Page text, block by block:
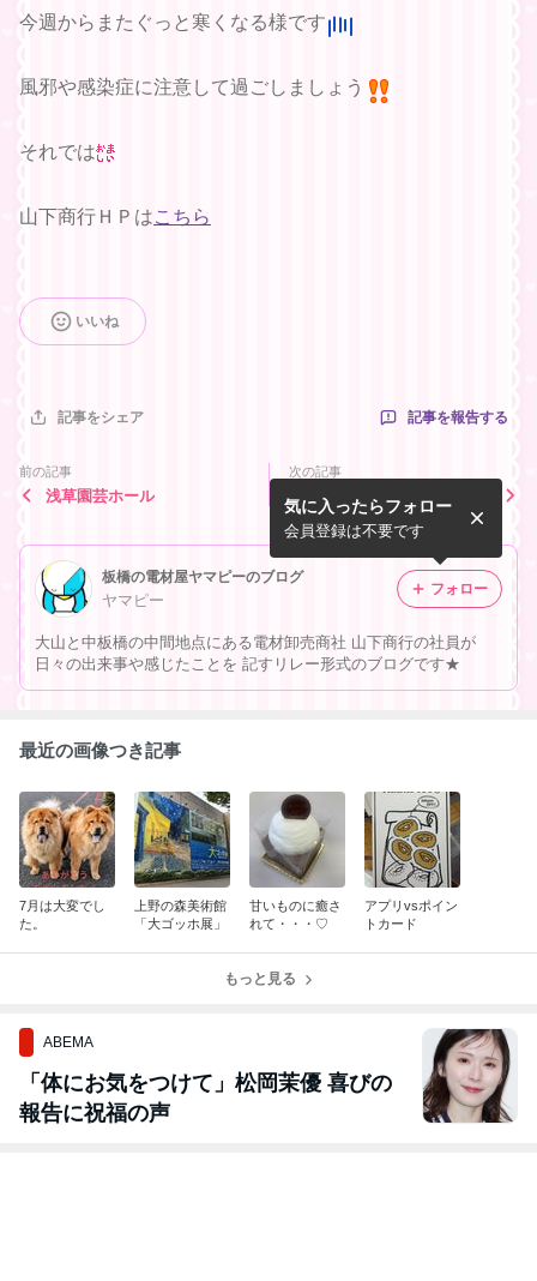
今週からまたぐっと寒くなる様です
風邪や感染症に注意して過ごしましょう
それでは
山下商行ＨＰはこちら
いいね
記事をシェア 記事を報告する
前の記事
浅草園芸ホール
次の記事
携帯AI進化してました
板橋の電材屋ヤマピーのブログ
ヤマピー
大山と中板橋の中間地点にある電材卸売商社 山下商行の社員が
日々の出来事や感じたことを 記すリレー形式のブログです★
気に入ったらフォロー
会員登録は不要です
フォロー
最近の画像つき記事
7月は大変でし
た。
上野の森美術館
「大ゴッホ展」
甘いものに癒さ
れて・・・♡
アプリvsポイン
トカード
もっと見る
ABEMA
「体にお気をつけて」松岡茉優 喜びの
報告に祝福の声